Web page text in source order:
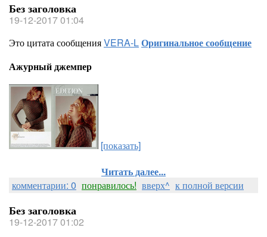
Без заголовка
19-12-2017 01:04
Это цитата сообщенияVERA-LОригинальное сообщение
Ажурный джемпер
[показать]
Читать далее...
комментарии: 0 понравилось! вверх^ к полной версии
Без заголовка
19-12-2017 01:02